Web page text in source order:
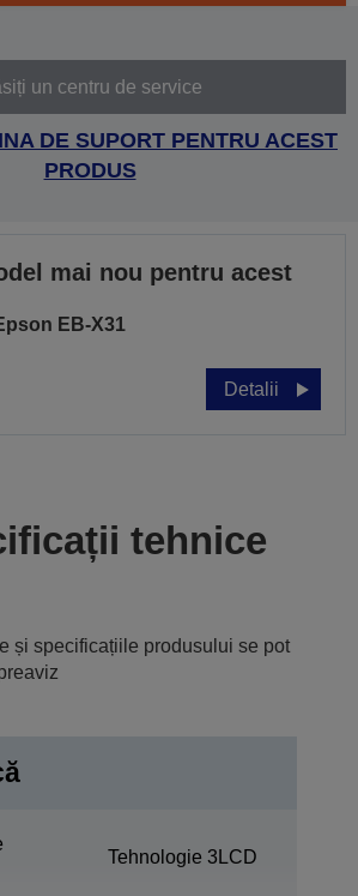
un centru de service
DE SUPORT PENTRU ACEST
PRODUS
mai nou pentru acest
EB-X31
Detalii
tehnice
și specificațiile produsului se pot
Tehnologie 3LCD